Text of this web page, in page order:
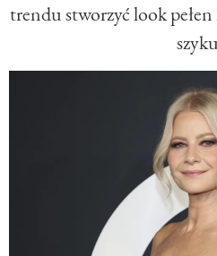
trendu stworzyć look